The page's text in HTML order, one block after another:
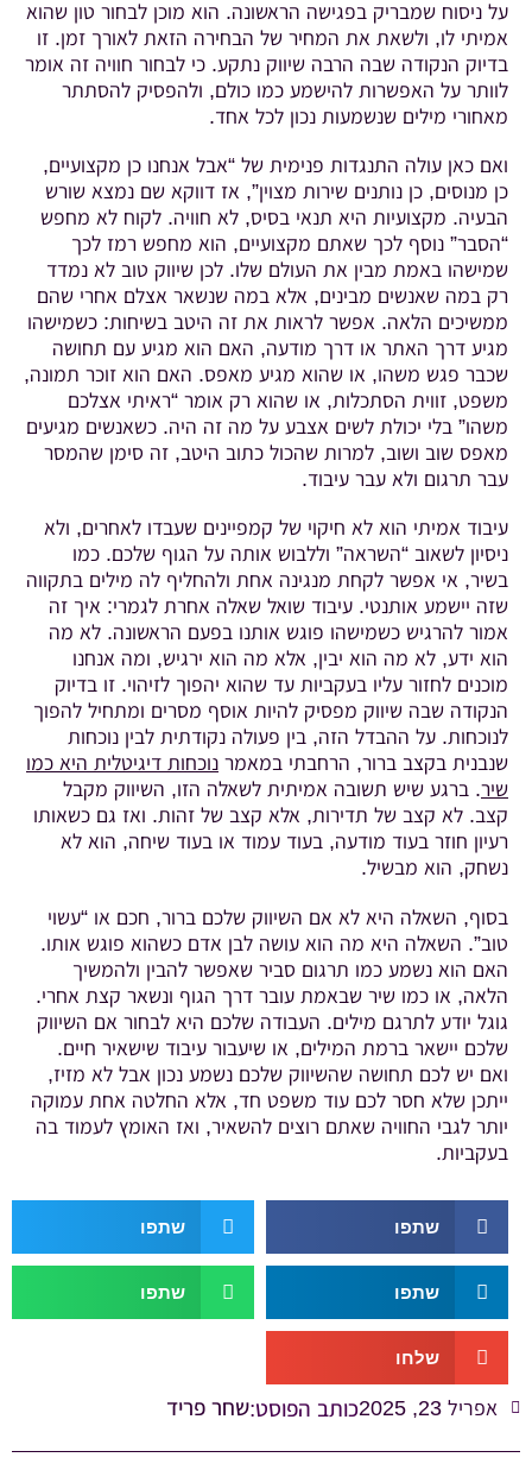
על ניסוח שמבריק בפגישה הראשונה. הוא מוכן לבחור טון שהוא
אמיתי לו, ולשאת את המחיר של הבחירה הזאת לאורך זמן. זו
בדיוק הנקודה שבה הרבה שיווק נתקע. כי לבחור חוויה זה אומר
לוותר על האפשרות להישמע כמו כולם, ולהפסיק להסתתר
מאחורי מילים שנשמעות נכון לכל אחד.
ואם כאן עולה התנגדות פנימית של “אבל אנחנו כן מקצועיים,
כן מנוסים, כן נותנים שירות מצוין”, אז דווקא שם נמצא שורש
הבעיה. מקצועיות היא תנאי בסיס, לא חוויה. לקוח לא מחפש
“הסבר” נוסף לכך שאתם מקצועיים, הוא מחפש רמז לכך
שמישהו באמת מבין את העולם שלו. לכן שיווק טוב לא נמדד
רק במה שאנשים מבינים, אלא במה שנשאר אצלם אחרי שהם
ממשיכים הלאה. אפשר לראות את זה היטב בשיחות: כשמישהו
מגיע דרך האתר או דרך מודעה, האם הוא מגיע עם תחושה
שכבר פגש משהו, או שהוא מגיע מאפס. האם הוא זוכר תמונה,
משפט, זווית הסתכלות, או שהוא רק אומר “ראיתי אצלכם
משהו” בלי יכולת לשים אצבע על מה זה היה. כשאנשים מגיעים
מאפס שוב ושוב, למרות שהכול כתוב היטב, זה סימן שהמסר
עבר תרגום ולא עבר עיבוד.
עיבוד אמיתי הוא לא חיקוי של קמפיינים שעבדו לאחרים, ולא
ניסיון לשאוב “השראה” וללבוש אותה על הגוף שלכם. כמו
בשיר, אי אפשר לקחת מנגינה אחת ולהחליף לה מילים בתקווה
שזה יישמע אותנטי. עיבוד שואל שאלה אחרת לגמרי: איך זה
אמור להרגיש כשמישהו פוגש אותנו בפעם הראשונה. לא מה
הוא ידע, לא מה הוא יבין, אלא מה הוא ירגיש, ומה אנחנו
מוכנים לחזור עליו בעקביות עד שהוא יהפוך לזיהוי. זו בדיוק
הנקודה שבה שיווק מפסיק להיות אוסף מסרים ומתחיל להפוך
לנוכחות. על ההבדל הזה, בין פעולה נקודתית לבין נוכחות
שנבנית בקצב ברור, הרחבתי במאמר נוכחות דיגיטלית היא כמו
שיר. ברגע שיש תשובה אמיתית לשאלה הזו, השיווק מקבל
קצב. לא קצב של תדירות, אלא קצב של זהות. ואז גם כשאותו
רעיון חוזר בעוד מודעה, בעוד עמוד או בעוד שיחה, הוא לא
נשחק, הוא מבשיל.
בסוף, השאלה היא לא אם השיווק שלכם ברור, חכם או “עשוי
טוב”. השאלה היא מה הוא עושה לבן אדם כשהוא פוגש אותו.
האם הוא נשמע כמו תרגום סביר שאפשר להבין ולהמשיך
הלאה, או כמו שיר שבאמת עובר דרך הגוף ונשאר קצת אחרי.
גוגל יודע לתרגם מילים. העבודה שלכם היא לבחור אם השיווק
שלכם יישאר ברמת המילים, או שיעבור עיבוד שישאיר חיים.
ואם יש לכם תחושה שהשיווק שלכם נשמע נכון אבל לא מזיז,
ייתכן שלא חסר לכם עוד משפט חד, אלא החלטה אחת עמוקה
יותר לגבי החוויה שאתם רוצים להשאיר, ואז האומץ לעמוד בה
בעקביות.
שתפו שתפו
שתפו שתפו
שלחו
אפריל 23, 2025 כותב הפוסט:שחר פריד